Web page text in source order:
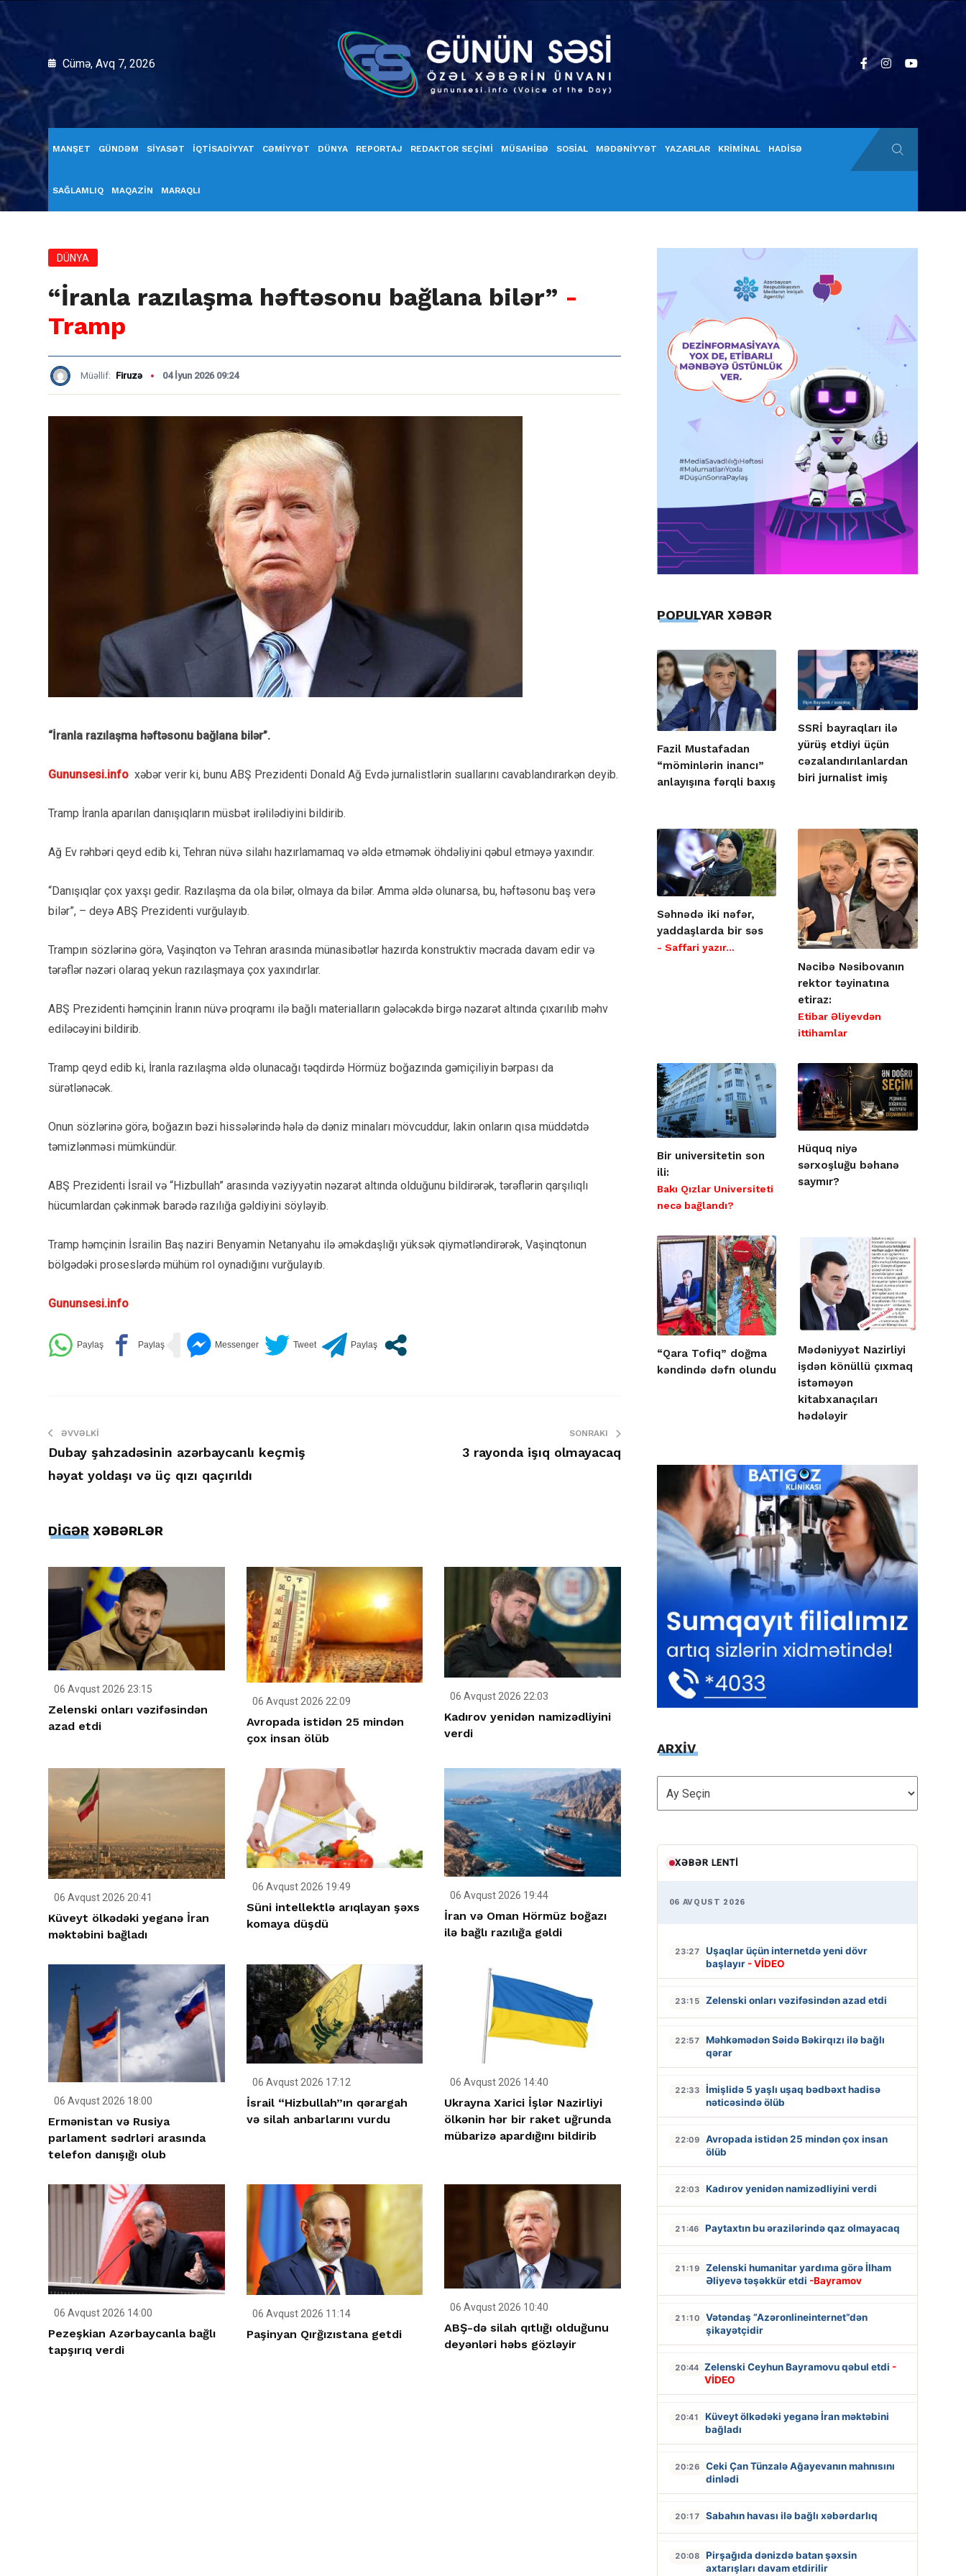
Cümə, Avq 7, 2026
MANŞET GÜNDƏM SİYASƏT İQTİSADİYYAT CƏMİYYƏT DÜNYA REPORTAJ REDAKTOR SEÇİMİ MÜSAHİBƏ SOSİAL MƏDƏNİYYƏT YAZARLAR KRİMİNAL HADİSƏ
SAĞLAMLIQ MAQAZİN MARAQLI
DÜNYA
“İranla razılaşma həftəsonu bağlana bilər” -
Tramp
Müəllif: Firuzə 04 İyun 2026 09:24
“İranla razılaşma həftəsonu bağlana bilər”.
Gununsesi.info xəbər verir ki, bunu ABŞ Prezidenti Donald Ağ Evdə jurnalistlərin suallarını cavablandırarkən deyib.
Tramp İranla aparılan danışıqların müsbət irəlilədiyini bildirib.
Ağ Ev rəhbəri qeyd edib ki, Tehran nüvə silahı hazırlamamaq və əldə etməmək öhdəliyini qəbul etməyə yaxındır.
“Danışıqlar çox yaxşı gedir. Razılaşma da ola bilər, olmaya da bilər. Amma əldə olunarsa, bu, həftəsonu baş verə
bilər”, – deyə ABŞ Prezidenti vurğulayıb.
Trampın sözlərinə görə, Vaşinqton və Tehran arasında münasibətlər hazırda konstruktiv məcrada davam edir və
tərəflər nəzəri olaraq yekun razılaşmaya çox yaxındırlar.
ABŞ Prezidenti həmçinin İranın nüvə proqramı ilə bağlı materialların gələcəkdə birgə nəzarət altında çıxarılıb məhv
ediləcəyini bildirib.
Tramp qeyd edib ki, İranla razılaşma əldə olunacağı təqdirdə Hörmüz boğazında gəmiçiliyin bərpası da
sürətlənəcək.
Onun sözlərinə görə, boğazın bəzi hissələrində hələ də dəniz minaları mövcuddur, lakin onların qısa müddətdə
təmizlənməsi mümkündür.
ABŞ Prezidenti İsrail və “Hizbullah” arasında vəziyyətin nəzarət altında olduğunu bildirərək, tərəflərin qarşılıqlı
hücumlardan çəkinmək barədə razılığa gəldiyini söyləyib.
Tramp həmçinin İsrailin Baş naziri Benyamin Netanyahu ilə əməkdaşlığı yüksək qiymətləndirərək, Vaşinqtonun
bölgədəki proseslərdə mühüm rol oynadığını vurğulayıb.
Gununsesi.info
ƏVVƏLKI
Dubay şahzadəsinin azərbaycanlı keçmiş
həyat yoldaşı və üç qızı qaçırıldı
SONRAKI
3 rayonda işıq olmayacaq
DİGƏR XƏBƏRLƏR
06 Avqust 2026 23:15
Zelenski onları vəzifəsindən
azad etdi
06 Avqust 2026 22:09
Avropada istidən 25 mindən
çox insan ölüb
06 Avqust 2026 22:03
Kadırov yenidən namizədliyini
verdi
06 Avqust 2026 20:41
Küveyt ölkədəki yeganə İran
məktəbini bağladı
06 Avqust 2026 19:49
Süni intellektlə arıqlayan şəxs
komaya düşdü
06 Avqust 2026 19:44
İran və Oman Hörmüz boğazı
ilə bağlı razılığa gəldi
06 Avqust 2026 18:00
Ermənistan və Rusiya
parlament sədrləri arasında
telefon danışığı olub
06 Avqust 2026 17:12
İsrail “Hizbullah”ın qərargah
və silah anbarlarını vurdu
06 Avqust 2026 14:40
Ukrayna Xarici İşlər Nazirliyi
ölkənin hər bir raket uğrunda
mübarizə apardığını bildirib
06 Avqust 2026 14:00
Pezeşkian Azərbaycanla bağlı
tapşırıq verdi
06 Avqust 2026 11:14
Paşinyan Qırğızıstana getdi
06 Avqust 2026 10:40
ABŞ-də silah qıtlığı olduğunu
deyənləri həbs gözləyir
POPULYAR XƏBƏR
Fazil Mustafadan
“möminlərin inancı”
anlayışına fərqli baxış
SSRİ bayraqları ilə
yürüş etdiyi üçün
cəzalandırılanlardan
biri jurnalist imiş
Səhnədə iki nəfər,
yaddaşlarda bir səs
- Saffari yazır…
Nəcibə Nəsibovanın
rektor təyinatına
etiraz:
Etibar Əliyevdən
ittihamlar
Bir universitetin son
ili:
Bakı Qızlar Universiteti
necə bağlandı?
Hüquq niyə
sərxoşluğu bəhanə
saymır?
“Qara Tofiq” doğma
kəndində dəfn olundu
Mədəniyyət Nazirliyi
işdən könüllü çıxmaq
istəməyən
kitabxanaçıları
hədələyir
ARXİV
ARXİV
XƏBƏR LENTI
06 AVQUST 2026
23:27
Uşaqlar üçün internetdə yeni dövr
başlayır - VİDEO
23:15 Zelenski onları vəzifəsindən azad etdi
22:57
Məhkəmədən Səidə Bəkirqızı ilə bağlı
qərar
22:33
İmişlidə 5 yaşlı uşaq bədbəxt hadisə
nəticəsində ölüb
22:09
Avropada istidən 25 mindən çox insan
ölüb
22:03 Kadırov yenidən namizədliyini verdi
21:46 Paytaxtın bu ərazilərində qaz olmayacaq
21:19
Zelenski humanitar yardıma görə İlham
Əliyevə təşəkkür etdi -Bayramov
21:10
Vətəndaş “Azəronlineinternet”dən
şikayətçidir
20:44 Zelenski Ceyhun Bayramovu qəbul etdi -
VİDEO
20:41
Küveyt ölkədəki yeganə İran məktəbini
bağladı
20:26
Ceki Çan Tünzalə Ağayevanın mahnısını
dinlədi
20:17 Sabahın havası ilə bağlı xəbərdarlıq
20:08
Pirşağıda dənizdə batan şəxsin
axtarışları davam etdirilir